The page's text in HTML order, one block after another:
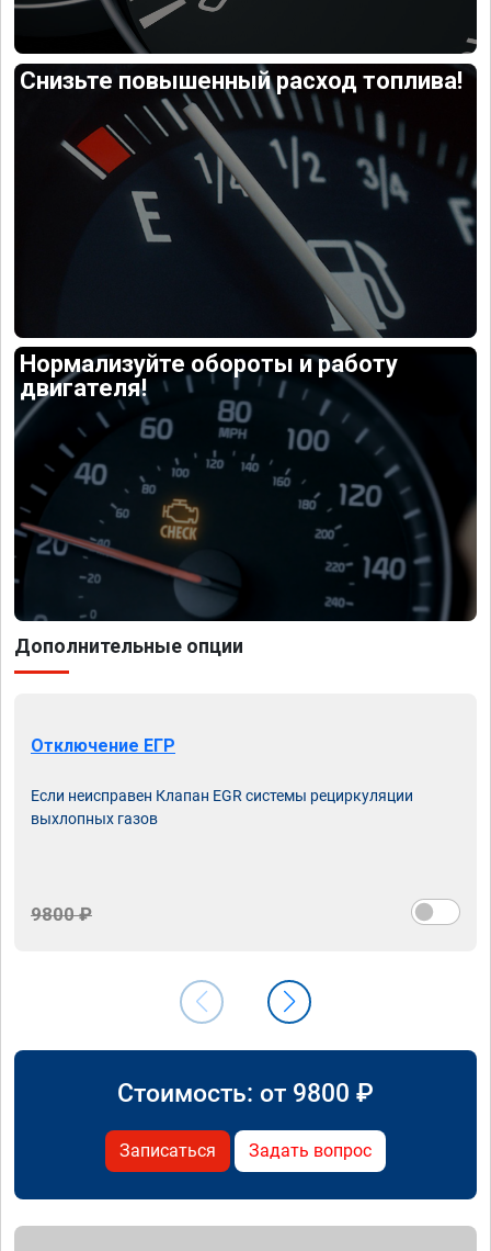
Снизьте повышенный расход топлива!
Нормализуйте обороты и работу
двигателя!
Дополнительные опции
Отключение ЕГР
Если неисправен Клапан EGR системы рециркуляции
выхлопных газов
9800 ₽
Стоимость: от 9800 ₽
Записаться Задать вопрос